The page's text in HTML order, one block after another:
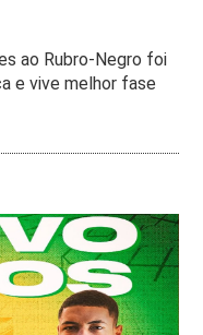
ao Rubro-Negro foi
e vive melhor fase